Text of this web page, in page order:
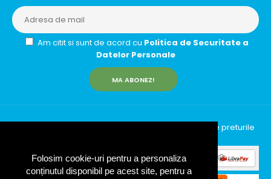
Folosim cookie-uri pentru a personaliza
conținutul disponibil pe acest site, pentru a
Am citit si sunt de acord cu Politica de Securitate a
Datelor Personale
MA ABONEZ!
InfinityRun © 2026 Toate drepturile rezervate | Toate preturile